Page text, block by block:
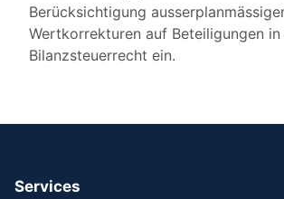
Berücksichtigung
Wertkorrekturen auf Beteiligungen
Bilanzsteuerrecht ein.
Services